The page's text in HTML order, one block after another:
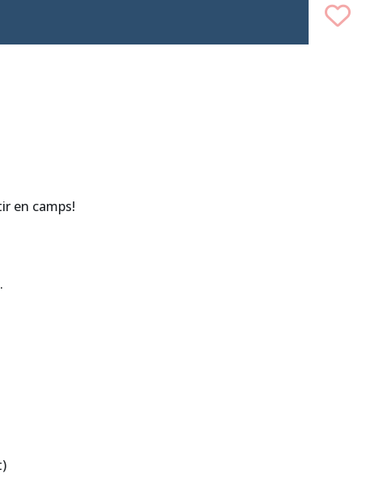
en camps!